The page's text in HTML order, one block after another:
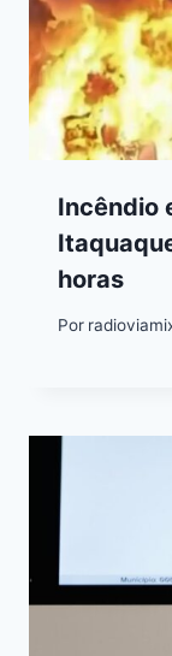
Incêndio
horas
Por